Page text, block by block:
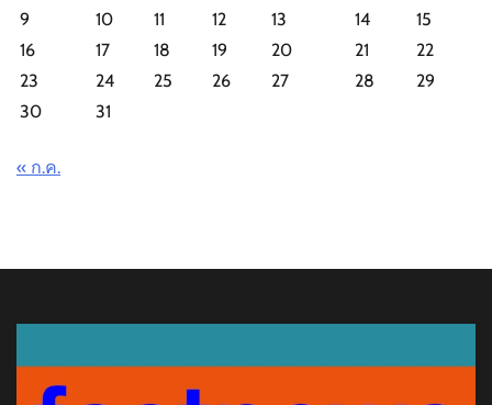
9
10 11 12 13 14
15
16
17 18 19 20 21
22
23
24 25 26 27 28
29
30
31
« ก.ค.